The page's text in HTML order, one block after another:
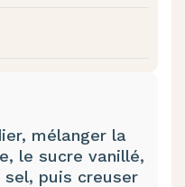
mélanger la
le sucre vanillé,
puis creuser